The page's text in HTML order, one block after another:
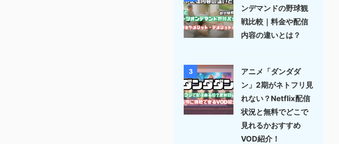
ンデマンドの野球観
戦比較｜料金や配信
内容の違いとは？
3
アニメ「ダンダダ
ン」2期がネトフリ見
れない？Netflix配信
状況と無料でどこで
見れるかおすすめ
VOD紹介！